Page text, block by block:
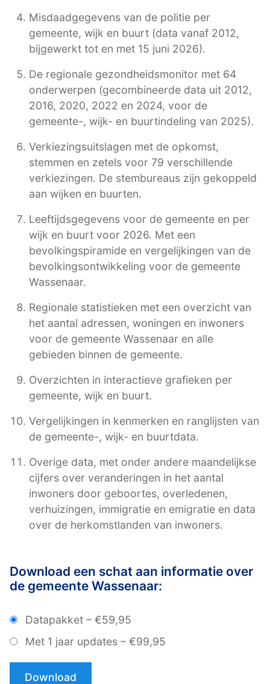
Misdaadgegevens van de politie per
gemeente, wijk en buurt (data vanaf 2012,
bijgewerkt tot en met 15 juni 2026).
De regionale gezondheidsmonitor met 64
onderwerpen (gecombineerde data uit 2012,
2016, 2020, 2022 en 2024, voor de
gemeente-, wijk- en buurtindeling van 2025).
Verkiezingsuitslagen met de opkomst,
stemmen en zetels voor 79 verschillende
verkiezingen. De stembureaus zijn gekoppeld
aan wijken en buurten.
Leeftijdsgegevens voor de gemeente en per
wijk en buurt voor 2026. Met een
bevolkingspiramide en vergelijkingen van de
bevolkingsontwikkeling voor de gemeente
Wassenaar.
Regionale statistieken met een overzicht van
het aantal adressen, woningen en inwoners
voor de gemeente Wassenaar en alle
gebieden binnen de gemeente.
Overzichten in interactieve grafieken per
gemeente, wijk en buurt.
Vergelijkingen in kenmerken en ranglijsten van
de gemeente-, wijk- en buurtdata.
Overige data, met onder andere maandelijkse
cijfers over veranderingen in het aantal
inwoners door geboortes, overledenen,
verhuizingen, immigratie en emigratie en data
over de herkomstlanden van inwoners.
Download een schat aan informatie over
de gemeente Wassenaar:
Datapakket – €59,95
Met 1 jaar updates – €99,95
Download